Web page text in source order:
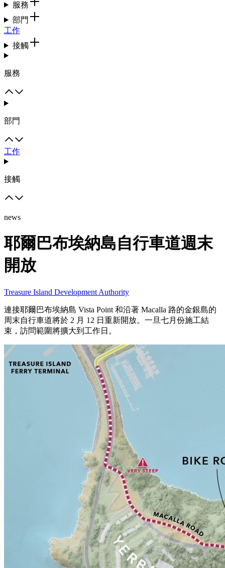
服務
部門
工作
接觸
服務
部門
工作
接觸
news
耶爾巴布埃納島自行車道週末
開放
Treasure Island Development Authority
連接耶爾巴布埃納島 Vista Point 和沿著 Macalla 路的金銀島的
周末自行車道將於 2 月 12 日重新開放。一旦七月份施工結
束，訪問範圍將擴大到工作日。